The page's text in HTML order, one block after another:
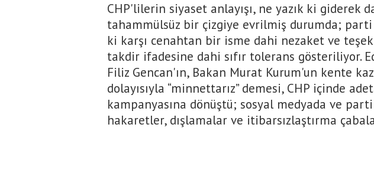
CHP'lilerin siyaset anlayışı, ne yazık ki giderek
tahammülsüz bir çizgiye evrilmiş durumda;
ki karşı cenahtan bir isme dahi nezaket ve
takdir ifadesine dahi sıfır tolerans gösteriliyor.
Filiz Gencan'ın, Bakan Murat Kurum'un kente
dolayısıyla “minnettarız” demesi, CHP içinde
kampanyasına dönüştü; sosyal medyada ve
hakaretler, dışlamalar ve itibarsızlaştırma